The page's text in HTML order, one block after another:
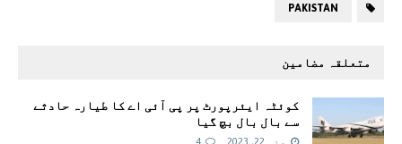
PAKISTAN
متعلقہ مضامین
کوئٹہ ایئرپورٹ پر پی آئی اے کا طیارہ حادثے
سے بال بال بچ گیا
مئی 22, 2023 4